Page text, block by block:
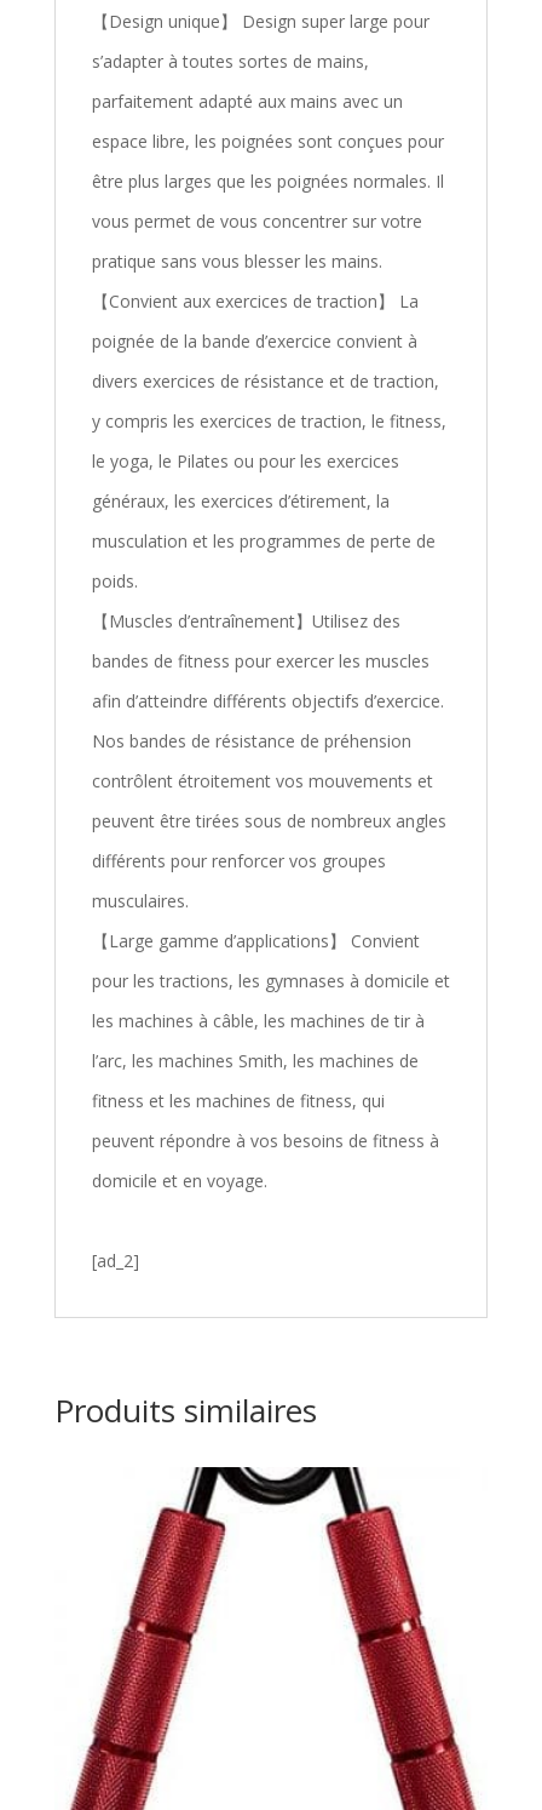
【Design unique】 Design super large pour
s’adapter à toutes sortes de mains,
parfaitement adapté aux mains avec un
espace libre, les poignées sont conçues pour
être plus larges que les poignées normales. Il
vous permet de vous concentrer sur votre
pratique sans vous blesser les mains.
【Convient aux exercices de traction】 La
poignée de la bande d’exercice convient à
divers exercices de résistance et de traction,
y compris les exercices de traction, le fitness,
le yoga, le Pilates ou pour les exercices
généraux, les exercices d’étirement, la
musculation et les programmes de perte de
poids.
【Muscles d’entraînement】Utilisez des
bandes de fitness pour exercer les muscles
afin d’atteindre différents objectifs d’exercice.
Nos bandes de résistance de préhension
contrôlent étroitement vos mouvements et
peuvent être tirées sous de nombreux angles
différents pour renforcer vos groupes
musculaires.
【Large gamme d’applications】 Convient
pour les tractions, les gymnases à domicile et
les machines à câble, les machines de tir à
l’arc, les machines Smith, les machines de
fitness et les machines de fitness, qui
peuvent répondre à vos besoins de fitness à
domicile et en voyage.
[ad_2]
Produits similaires